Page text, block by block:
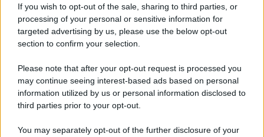
If you wish to opt-out of the sale, sharing to third parties, or
processing of your personal or sensitive information for
targeted advertising by us, please use the below opt-out
section to confirm your selection.
Please note that after your opt-out request is processed you
may continue seeing interest-based ads based on personal
information utilized by us or personal information disclosed to
third parties prior to your opt-out.
You may separately opt-out of the further disclosure of your